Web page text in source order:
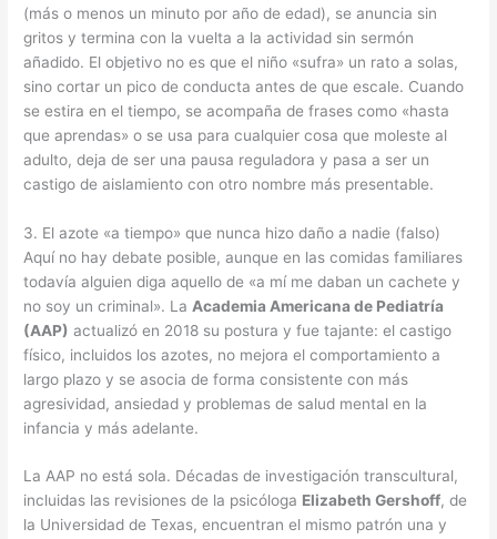
(más o menos un minuto por año de edad), se anuncia sin
gritos y termina con la vuelta a la actividad sin sermón
añadido. El objetivo no es que el niño «sufra» un rato a solas,
sino cortar un pico de conducta antes de que escale. Cuando
se estira en el tiempo, se acompaña de frases como «hasta
que aprendas» o se usa para cualquier cosa que moleste al
adulto, deja de ser una pausa reguladora y pasa a ser un
castigo de aislamiento con otro nombre más presentable.
3. El azote «a tiempo» que nunca hizo daño a nadie (falso)
Aquí no hay debate posible, aunque en las comidas familiares
todavía alguien diga aquello de «a mí me daban un cachete y
no soy un criminal». La Academia Americana de Pediatría
(AAP) actualizó en 2018 su postura y fue tajante: el castigo
físico, incluidos los azotes, no mejora el comportamiento a
largo plazo y se asocia de forma consistente con más
agresividad, ansiedad y problemas de salud mental en la
infancia y más adelante.
La AAP no está sola. Décadas de investigación transcultural,
incluidas las revisiones de la psicóloga Elizabeth Gershoff, de
la Universidad de Texas, encuentran el mismo patrón una y